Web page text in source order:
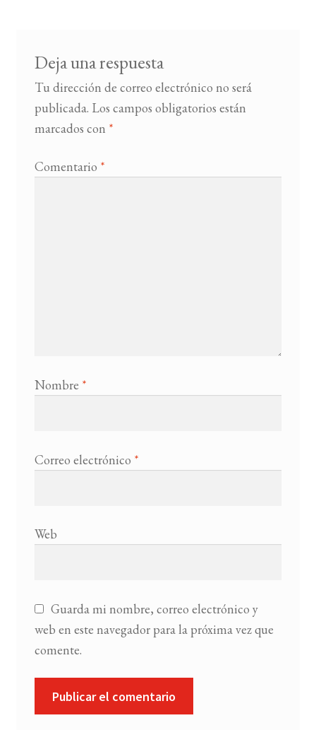
LISTA DE LIBROS
Deja una respuesta
Tu dirección de correo electrónico no será
publicada. Los campos obligatorios están
marcados con *
Comentario *
Nombre *
Correo electrónico *
Web
Guarda mi nombre, correo electrónico y
web en este navegador para la próxima vez que
comente.